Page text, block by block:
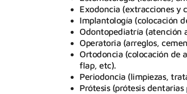
Exodoncia (extracciones y
Implantología (colocación
Odontopediatría (atención
Operatoria (arreglos,
Ortodoncia (colocación de
flap, etc).
Periodoncia (limpiezas,
Prótesis (prótesis